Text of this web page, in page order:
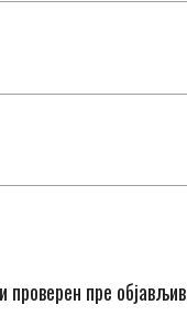
проверен пре